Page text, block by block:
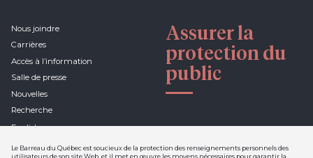
Le Barreau du Québec est soucieux de la protection des renseignements personnels des
utilisateurs de son site Web, et il met en œuvre les moyens nécessaires pour garantir la
Nous joindre
Carrières
Accès à l’information
Salle de presse
Nouvelles
Recherche
English
Assurer la
protection du
public